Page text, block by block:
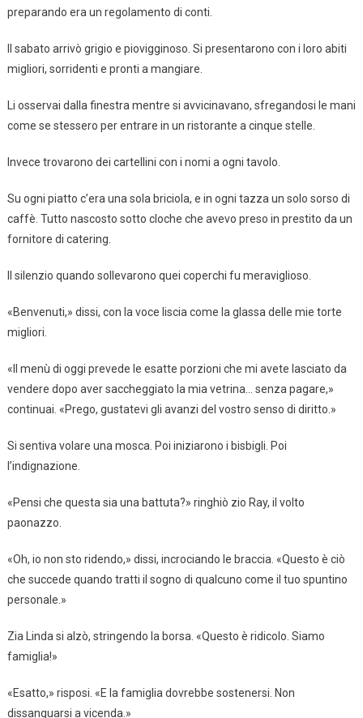
preparando era un regolamento di conti.
Il sabato arrivò grigio e piovigginoso. Si presentarono con i loro abiti
migliori, sorridenti e pronti a mangiare.
Li osservai dalla finestra mentre si avvicinavano, sfregandosi le mani
come se stessero per entrare in un ristorante a cinque stelle.
Invece trovarono dei cartellini con i nomi a ogni tavolo.
Su ogni piatto c’era una sola briciola, e in ogni tazza un solo sorso di
caffè. Tutto nascosto sotto cloche che avevo preso in prestito da un
fornitore di catering.
Il silenzio quando sollevarono quei coperchi fu meraviglioso.
«Benvenuti,» dissi, con la voce liscia come la glassa delle mie torte
migliori.
«Il menù di oggi prevede le esatte porzioni che mi avete lasciato da
vendere dopo aver saccheggiato la mia vetrina… senza pagare,»
continuai. «Prego, gustatevi gli avanzi del vostro senso di diritto.»
Si sentiva volare una mosca. Poi iniziarono i bisbigli. Poi
l’indignazione.
«Pensi che questa sia una battuta?» ringhiò zio Ray, il volto
paonazzo.
«Oh, io non sto ridendo,» dissi, incrociando le braccia. «Questo è ciò
che succede quando tratti il sogno di qualcuno come il tuo spuntino
personale.»
Zia Linda si alzò, stringendo la borsa. «Questo è ridicolo. Siamo
famiglia!»
«Esatto,» risposi. «E la famiglia dovrebbe sostenersi. Non
dissanguarsi a vicenda.»